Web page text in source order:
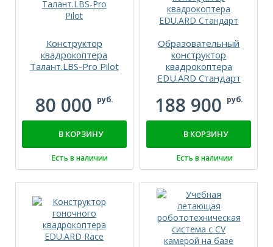
Конструктор
квадрокоптера
Талант.LBS-Pro Pilot
80 000 руб.
В КОРЗИНУ
Есть в наличии
Образовательный
конструктор
квадрокоптера
EDU.ARD Стандарт
188 900 руб.
В КОРЗИНУ
Есть в наличии